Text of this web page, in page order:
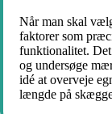
Når man skal
faktorer som
funktionalitet.
og undersøge
idé at overveje
længde på